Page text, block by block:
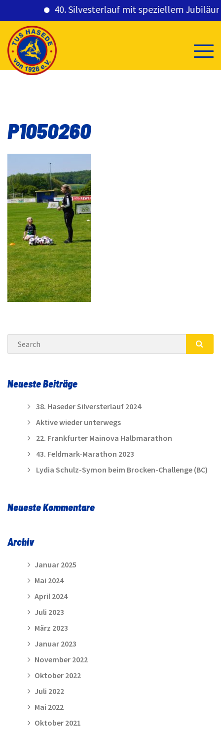
40. Silvesterlauf mit speziellem
content
P1050260
Search
Neueste Beiträge
38. Haseder Silversterlauf 2024
Aktive wieder unterwegs
22. Frankfurter Mainova Halbmarathon
43. Feldmark-Marathon 2023
Lydia Schulz-Symon beim Brocken-Challenge (BC)
Neueste Kommentare
Archiv
Januar 2025
Mai 2024
April 2024
Juli 2023
März 2023
Januar 2023
November 2022
Oktober 2022
Juli 2022
Mai 2022
Oktober 2021